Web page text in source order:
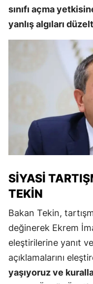
sınıfı açma
yanlış algıları
SIYASI
TEKIN
Bakan Tekin,
değinerek Ekrem
eleştirilerine yanıt
açıklamalarını
yaşıyoruz ve